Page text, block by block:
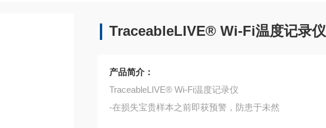
TraceableLIVE® Wi-Fi温度记录仪
产品简介：
TraceableLIVE® Wi-Fi温度记录仪
-在损失宝贵样本之前即获预警，防患于未然